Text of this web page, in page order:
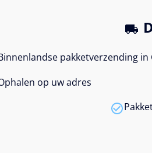
pakketverzending in
op uw adres